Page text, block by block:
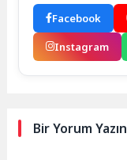
Facebook
Instagram
Bir Yorum Yazın